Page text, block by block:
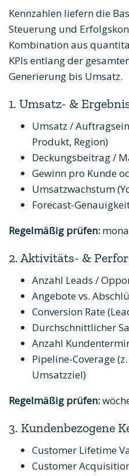
Kennzahlen liefern die
Steuerung und
Kombination aus
KPIs entlang der
Generierung bis Umsatz.
1. Umsatz- &
Umsatz /
Produkt, Region)
Deckungsbeitrag /
Gewinn pro Kunde
Umsatzwachstum
Forecast-
Regelmäßig prüfen:
2. Aktivitäts- &
Anzahl Leads /
Angebote vs.
Conversion Rate
Durchschnittlicher
Anzahl
Pipeline-Coverage
Umsatzziel)
Regelmäßig prüfen:
3. Kundenbezogene
Customer Lifetime
Customer